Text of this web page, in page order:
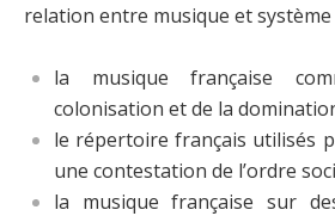
relation entre musique et système
la musique française
colonisation et de la
le répertoire français utilisés
une contestation de l’ordre
la musique française sur